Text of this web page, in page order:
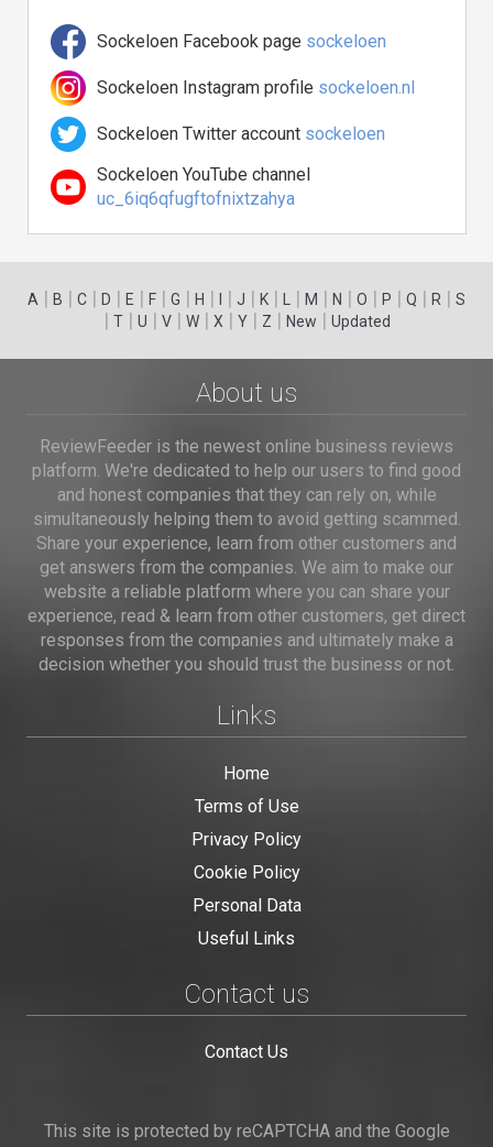
Sockeloen Facebook page sockeloen
Sockeloen Instagram profile sockeloen.nl
Sockeloen Twitter account sockeloen
Sockeloen YouTube channel
uc_6iq6qfugftofnixtzahya
A | B | C | D | E | F | G | H | | J | K | | M | N | O | P | Q | R | S
| T| U | V| W| X | Y| Z | New | Updated
About us
ReviewFeeder is the newest online business reviews
platform. We're dedicated to help our users to find good
and honest companies that they can rely on, while
simultaneously helping them to avoid getting scammed.
Share your experience, learn from other customers and
get answers from the companies. We aim to make our
website a reliable platform where you can share your
experience, read & learn from other customers, get direct
responses from the companies and ultimately make a
decision whether you should trust the business or not.
Links
Home
Terms of Use
Privacy Policy
Cookie Policy
Personal Data
Useful Links
Contact us
Contact Us
This site is protected by reCAPTCHA and the Google